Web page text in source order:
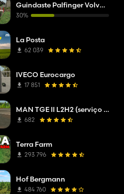
Guindaste Palfinger Volvo FMX
30%
La Posta
62 039
IVECO Eurocargo
17 851
MAN TGE II L2H2 (serviço de resolução de problemas da empresa de rede)
682
Terra Farm
293 796
Hof Bergmann
484 760